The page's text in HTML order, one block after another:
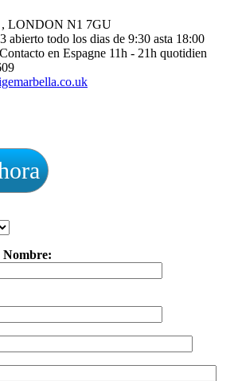
, LONDON N1 7GU
abierto todo los dias de 9:30 asta 18:00
en Espagne 11h - 21h quotidien
Nombre: